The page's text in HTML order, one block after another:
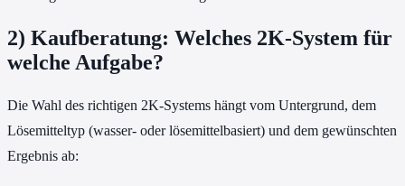
2) Kaufberatung: Welches 2K-System für
welche Aufgabe?
Die Wahl des richtigen 2K-Systems hängt vom Untergrund, dem
Lösemitteltyp (wasser- oder lösemittelbasiert) und dem gewünschten
Ergebnis ab: